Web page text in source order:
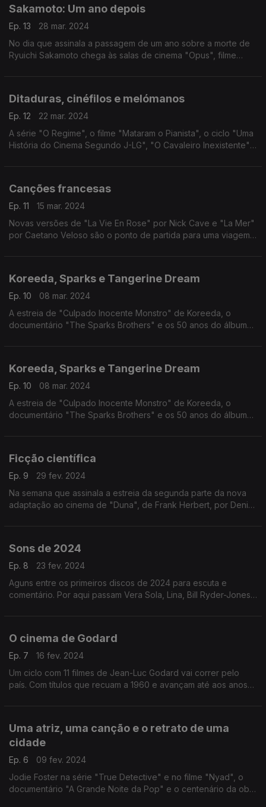
Sakamoto: Um ano depois
Ep. 13
28 mar. 2024
No dia que assinala a passagem de um ano sobre a morte de
Ryuichi Sakamoto chega às salas de cinema "Opus", filme
Ditaduras, cinéfilos e melómanos
Ep. 12
22 mar. 2024
A série "O Regime", o filme "Mataram o Pianista", o ciclo "Uma
História do Cinema Segundo J-LG", "O Cavaleiro Inexistente"
Canções francesas
Ep. 11
15 mar. 2024
Novas versões de "La Vie En Rose" por Nick Cave e "La Mer"
por Caetano Veloso são o ponto de partida para uma viagem
Koreeda, Sparks e Tangerine Dream
Ep. 10
08 mar. 2024
A estreia de "Culpado Inocente Monstro" de Koreeda, o
documentário "The Sparks Brothers" e os 50 anos do álbum
Koreeda, Sparks e Tangerine Dream
Ep. 10
08 mar. 2024
A estreia de "Culpado Inocente Monstro" de Koreeda, o
documentário "The Sparks Brothers" e os 50 anos do álbum
Ficção científica
Ep. 9
29 fev. 2024
Na semana que assinala a estreia da segunda parte da nova
adaptação ao cinema de "Duna", de Frank Herbert, por Denis
Sons de 2024
Ep. 8
23 fev. 2024
Aguns entre os primeiros discos de 2024 para escuta e
comentário. Por aqui passam Vera Sola, Lina, Bill Ryder-Jones,
O cinema de Godard
Ep. 7
16 fev. 2024
Um ciclo com 11 filmes de Jean-Luc Godard vai correr pelo
país. Com títulos que recuam a 1960 e avançam até aos anos
Uma atriz, uma canção e o retrato de uma
cidade
Ep. 6
09 fev. 2024
Jodie Foster na série "True Detective" e no filme "Nyad", o
documentário "A Grande Noite da Pop" e o centenário da obra